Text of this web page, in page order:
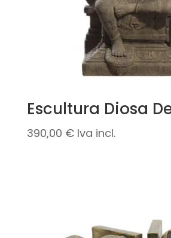
Escultura Diosa
390,00 € Iva incl.